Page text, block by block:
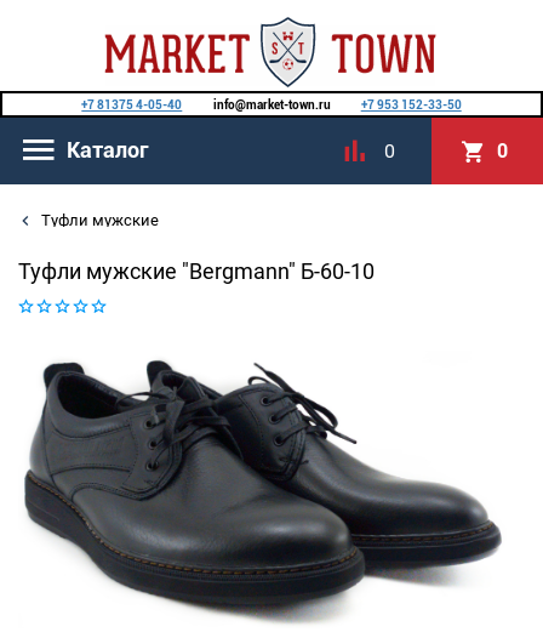
+7 81375 4-05-40 info@market-town.ru +7 953 152-33-50
Каталог 0 0
Туфли мужские
Туфли мужские "Bergmann" Б-60-10